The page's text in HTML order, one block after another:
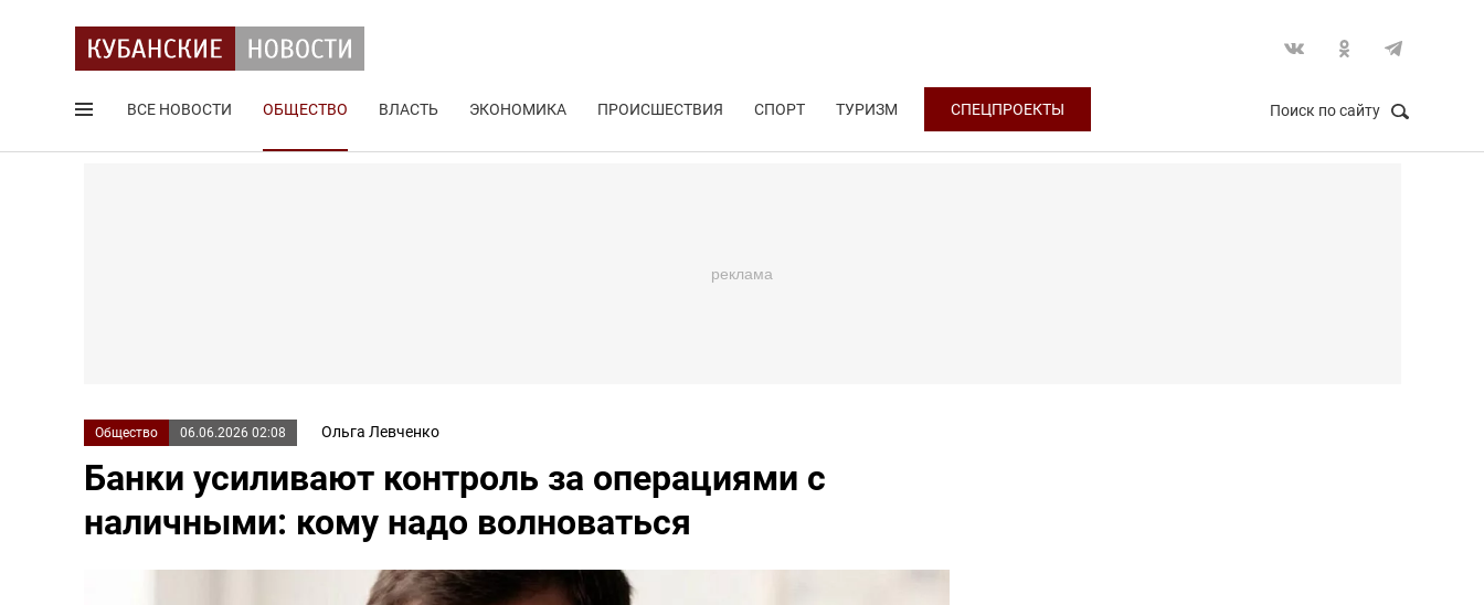
ВСЕ НОВОСТИ ОБЩЕСТВО ВЛАСТЬ ЭКОНОМИКА ПРОИСШЕСТВИЯ СПОРТ ТУРИЗМ СПЕЦПРОЕКТЫ Поиск по сайту
Общество 06.06.2026 02:08 Ольга Левченко
Банки усиливают контроль за операциями с
наличными: кому надо волноваться